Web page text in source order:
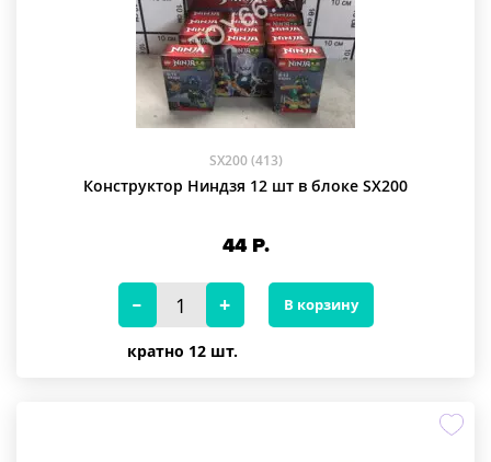
SX200 (413)
Конструктор Ниндзя 12 шт в блоке SX200
44Р.
кратно 12 шт.
В корзину